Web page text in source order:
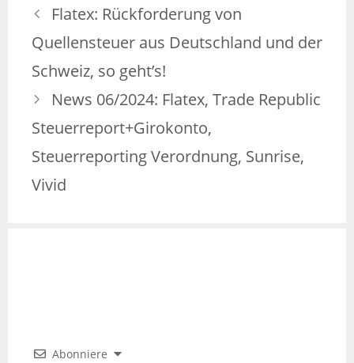
Flatex: Rückforderung von
Quellensteuer aus Deutschland und der
Schweiz, so geht’s!
News 06/2024: Flatex, Trade Republic
Steuerreport+Girokonto,
Steuerreporting Verordnung, Sunrise,
Vivid
Abonniere